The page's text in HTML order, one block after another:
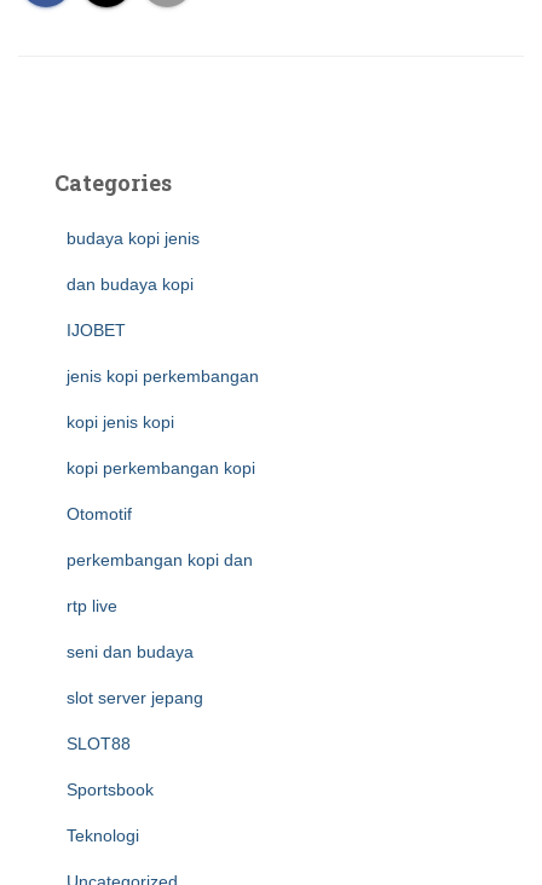
Categories
budaya kopi jenis
dan budaya kopi
IJOBET
jenis kopi perkembangan
kopi jenis kopi
kopi perkembangan kopi
Otomotif
perkembangan kopi dan
rtp live
seni dan budaya
slot server jepang
SLOT88
Sportsbook
Teknologi